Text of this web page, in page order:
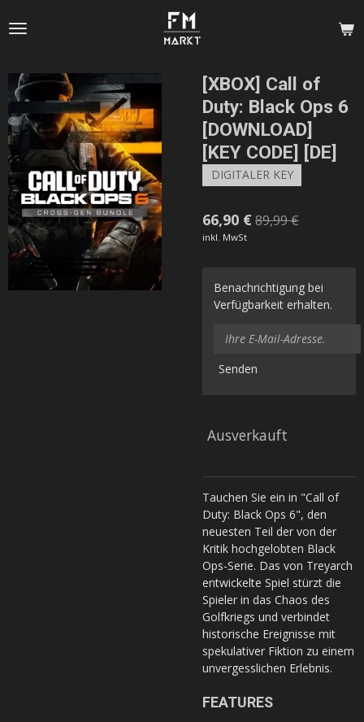
Hauptinhalt
[XBOX] Call of
Duty: Black Ops 6
[DOWNLOAD]
[KEY CODE] [DE]
DIGITALER KEY
66,90 €89,99 €
inkl. MwSt
Benachrichtigung bei
Verfügbarkeit erhalten.
Senden
Ausverkauft
Tauchen Sie ein in "Call of
Duty: Black Ops 6", den
neuesten Teil der von der
Kritik hochgelobten Black
Ops-Serie. Das von Treyarch
entwickelte Spiel stürzt die
Spieler in das Chaos des
Golfkriegs und verbindet
historische Ereignisse mit
spekulativer Fiktion zu einem
unvergesslichen Erlebnis.
FEATURES